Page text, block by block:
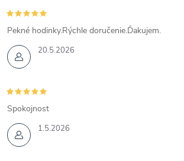
y
v
ý
p
i
s
u
20.5.2026
Pekné hodinky.Rýchle doručenie.Ďakujem.
1.5.2026
Spokojnost